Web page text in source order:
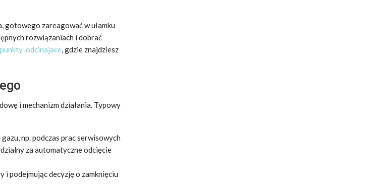
gotowego zareagować w ułamku
rozwiązaniach i dobrać
odcinajace, gdzie znajdziesz
i mechanizm działania. Typowy
np. podczas prac serwisowych
za automatyczne odcięcie
i podejmując decyzję o zamknięciu